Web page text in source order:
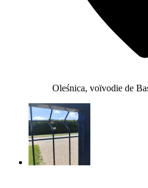
Oleśnica, voïvodie de